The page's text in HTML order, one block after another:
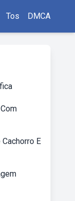
Tos DMCA
E